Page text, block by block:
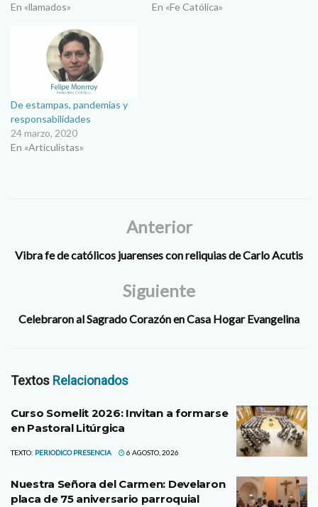
En «llamados»
En «Fe Católica»
De estampas, pandemias y
responsabilidades
24 marzo, 2020
En «Articulistas»
Anterior
Vibra fe de católicos juarenses con reliquias de Carlo Acutis
Siguiente
Celebraron al Sagrado Corazón en Casa Hogar Evangelina
Textos Relacionados
Curso Somelit 2026: Invitan a formarse
en Pastoral Litúrgica
TEXTO: PERIODICO PRESENCIA 6 AGOSTO, 2026
Nuestra Señora del Carmen: Develaron
placa de 75 aniversario parroquial